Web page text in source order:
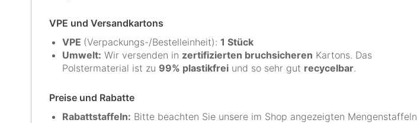
VPE und Versandkartons
VPE (Verpackungs-/Bestelleinheit): 1 Stück
Umwelt: Wir versenden in zertifizierten bruchsicheren Kartons. Das
Polstermaterial ist zu 99% plastikfrei und so sehr gut recycelbar.
Preise und Rabatte
Rabattstaffeln: Bitte beachten Sie unsere im Shop angezeigten Mengenstaffeln